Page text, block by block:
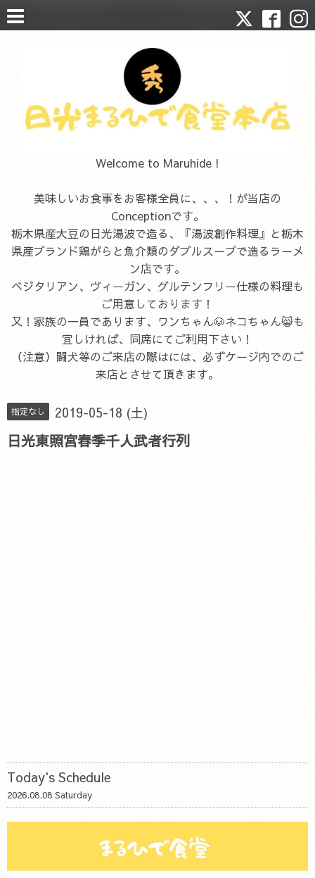
Welcome to Maruhide !
美味しいお食事をお客様全員に、、、！が当店の
Conceptionです。
栃木県産大豆の日光湯波で造る、『湯波創作料理』と栃木
県産ブランド鶏がらと魚介類のダブルスープで造るラーメ
ン店です。
ベジタリアン、ヴィーガン、グルテンフリー仕様の料理も
ご用意しております！
又！家族の一員であります、ワンちゃん🐶ネコちゃん😸も
宜しければ、同席にてご利用下さい！
（注意）闘犬等のご来店の際はには、必ずケージ内でのご
来店とさせて頂きます。
指定なし 2019-05-18 (土)
日光東照宮春季千人武者行列
Today's Schedule
2026.08.08 Saturday